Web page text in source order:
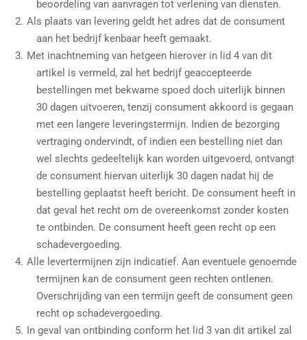
beoordeling van aanvragen tot verlening van diensten.
Als plaats van levering geldt het adres dat de consument
aan het bedrijf kenbaar heeft gemaakt.
Met inachtneming van hetgeen hierover in lid 4 van dit
artikel is vermeld, zal het bedrijf geaccepteerde
bestellingen met bekwame spoed doch uiterlijk binnen
30 dagen uitvoeren, tenzij consument akkoord is gegaan
met een langere leveringstermijn. Indien de bezorging
vertraging ondervindt, of indien een bestelling niet dan
wel slechts gedeeltelijk kan worden uitgevoerd, ontvangt
de consument hiervan uiterlijk 30 dagen nadat hij de
bestelling geplaatst heeft bericht. De consument heeft in
dat geval het recht om de overeenkomst zonder kosten
te ontbinden. De consument heeft geen recht op een
schadevergoeding.
Alle levertermijnen zijn indicatief. Aan eventuele genoemde
termijnen kan de consument geen rechten ontlenen.
Overschrijding van een termijn geeft de consument geen
recht op schadevergoeding.
In geval van ontbinding conform het lid 3 van dit artikel zal